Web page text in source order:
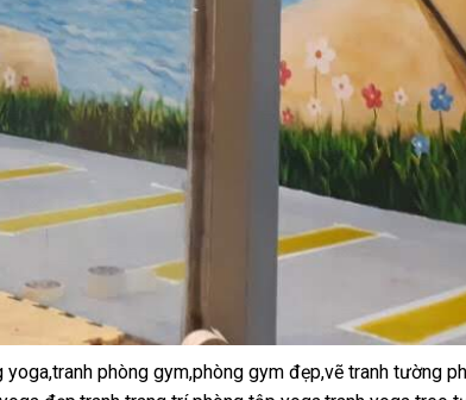
phòng gym,phòng gym đẹp,vẽ tranh tường